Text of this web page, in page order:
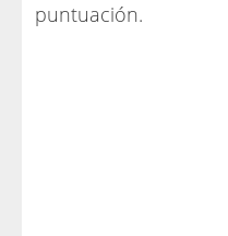
puntuación.